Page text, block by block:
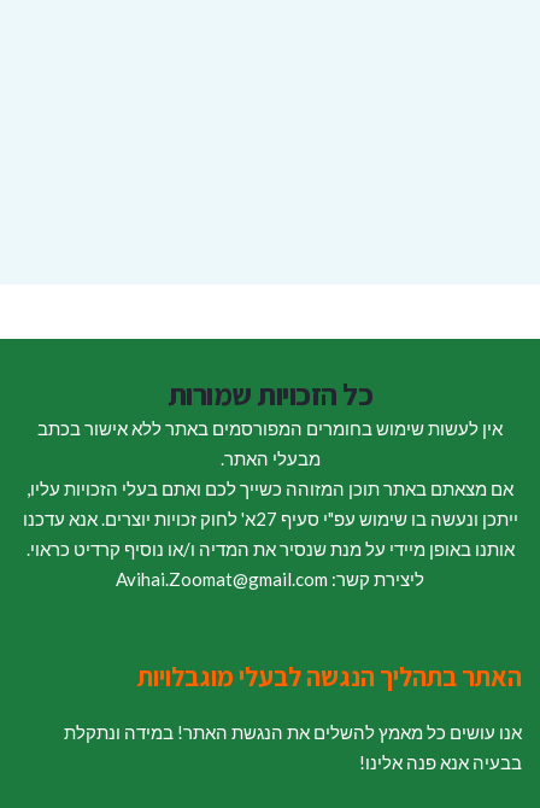
כל הזכויות שמורות
אין לעשות שימוש בחומרים המפורסמים באתר ללא אישור בכתב
מבעלי האתר.
אם מצאתם באתר תוכן המזוהה כשייך לכם ואתם בעלי הזכויות עליו,
ייתכן ונעשה בו שימוש עפ"י סעיף 27א' לחוק זכויות יוצרים. אנא עדכנו
אותנו באופן מיידי על מנת שנסיר את המדיה ו/או נוסיף קרדיט כראוי.
ליצירת קשר: Avihai.Zoomat@gmail.com
האתר בתהליך הנגשה לבעלי מוגבלויות
אנו עושים כל מאמץ להשלים את הנגשת האתר! במידה ונתקלת
בבעיה אנא פנה אלינו!